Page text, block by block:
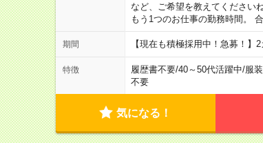
など、ご希望を教えてください
もう1つのお仕事の勤務時間。
期間 【現在も積極採用中！急募！
特徴 履歴書不要/40～50代活躍中/服
不要
気になる！